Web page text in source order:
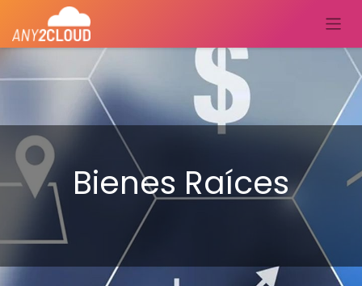
Bienes Raíces